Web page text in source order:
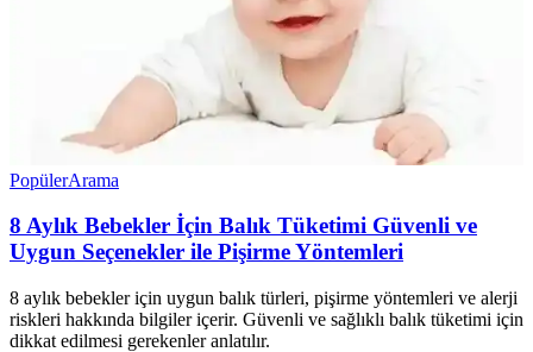
PopülerArama
8 Aylık Bebekler İçin Balık Tüketimi Güvenli ve
Uygun Seçenekler ile Pişirme Yöntemleri
8 aylık bebekler için uygun balık türleri, pişirme yöntemleri ve alerji
riskleri hakkında bilgiler içerir. Güvenli ve sağlıklı balık tüketimi için
dikkat edilmesi gerekenler anlatılır.